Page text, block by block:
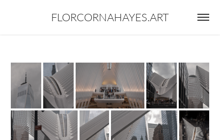
FLORCORNAHAYES.ART